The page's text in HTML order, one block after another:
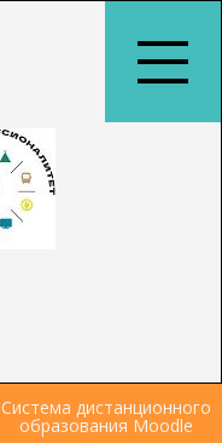
Система дистанционного
образования Moodle